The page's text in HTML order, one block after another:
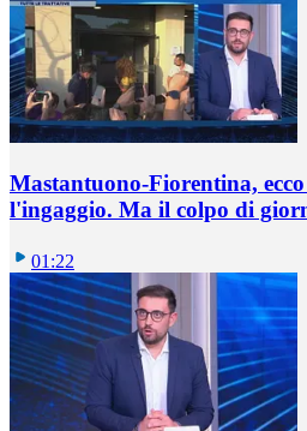
Mastantuono-Fiorentina,
l'ingaggio. Ma il colpo di
01:22